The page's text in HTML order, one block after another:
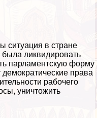
ситуация в стране
ликвидировать
парламентскую форму
права
рабочего
уничтожить